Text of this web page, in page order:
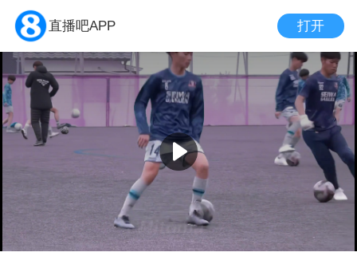
直播吧APP 打开